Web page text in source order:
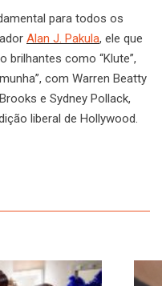
para todos os
Alan J. Pakula, ele que
brilhantes como “Klute”,
com Warren Beatty
e Sydney Pollack,
liberal de Hollywood.